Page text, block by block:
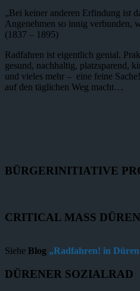
„Bei keiner anderen Erfindung ist
Angenehmen so innig verbunden,
(1837 – 1895)
Radfahren ist eigentlich genial.
gesund, nachhaltig, platzsparend,
und vieles mehr – eine feine
auf den täglichen Weg macht…
BÜRGERINITIATIVE
CRITICAL MASS DÜREN
Siehe Blog „Radfahren! in
DÜRENER SOZIALRAD